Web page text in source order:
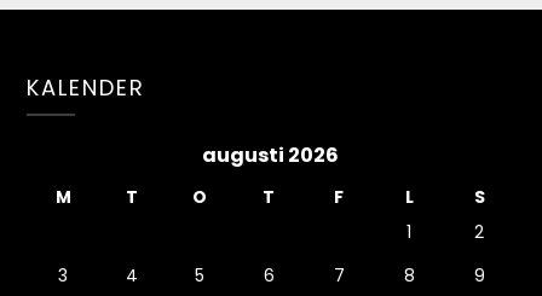
KALENDER
augusti 2026
M T O T F L
S
1
2
3
4 5 6 7 8
9